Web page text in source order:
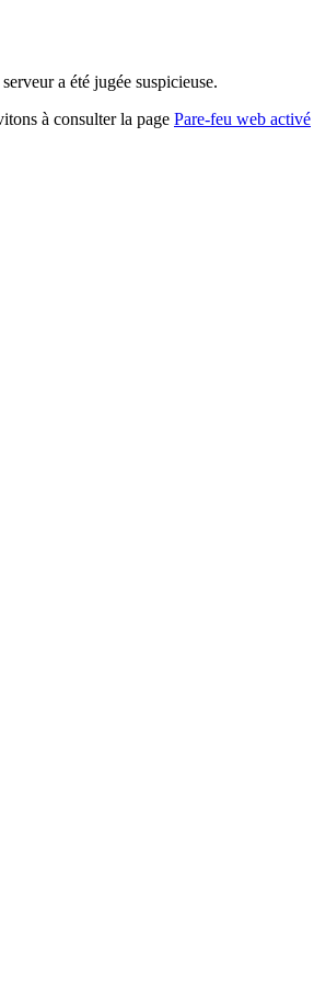
a été jugée suspicieuse.
à consulter la page Pare-feu web activé